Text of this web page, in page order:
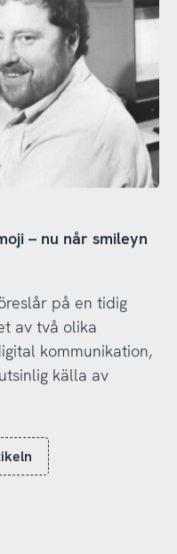
– nu når smileyn
på en tidig
av två olika
kommunikation,
källa av